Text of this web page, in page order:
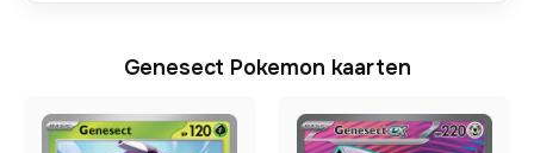
Genesect Pokemon kaarten